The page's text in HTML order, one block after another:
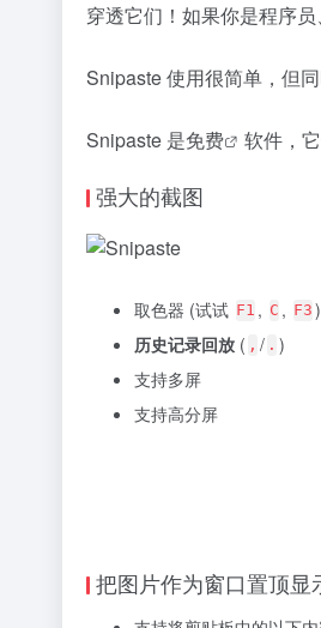
穿透它们！如果你是程序
Snipaste 使用很简单，但
Snipaste 是免费 软件，
强大的截图
取色器 (试试 F1 , C , F3 )
历史记录回放 ( , / . )
支持多屏
支持高分屏
把图片作为窗口置顶显